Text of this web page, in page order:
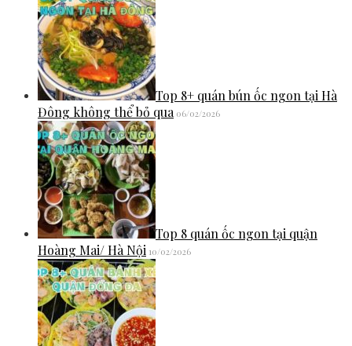
Top 8+ quán bún ốc ngon tại Hà
Đông không thể bỏ qua 06/02/2026
Top 8 quán ốc ngon tại quận
Hoàng Mai/ Hà Nội 10/02/2026